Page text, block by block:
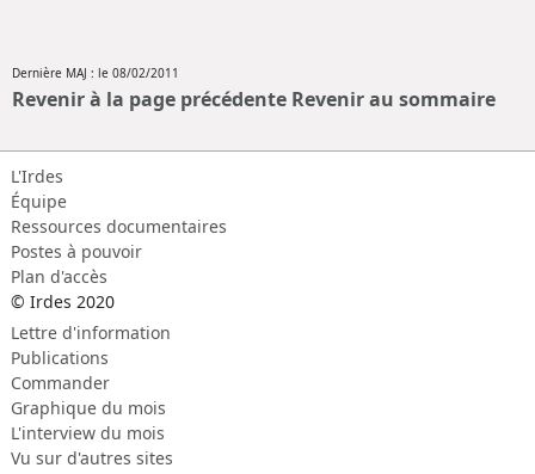
Dernière MAJ : le 08/02/2011
Revenir à la page précédente Revenir au sommaire
L'Irdes
Équipe
Ressources documentaires
Postes à pouvoir
Plan d'accès
© Irdes 2020
Lettre d'information
Publications
Commander
Graphique du mois
L'interview du mois
Vu sur d'autres sites